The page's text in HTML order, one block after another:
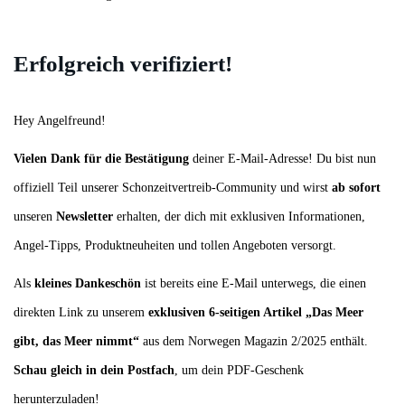
Erfolgreich verifiziert!
Hey Angelfreund!
Vielen Dank für die Bestätigung deiner E-Mail-Adresse! Du bist nun
offiziell Teil unserer Schonzeitvertreib-Community und wirst ab sofort
unseren Newsletter erhalten, der dich mit exklusiven Informationen,
Angel-Tipps, Produktneuheiten und tollen Angeboten versorgt.
Als kleines Dankeschön ist bereits eine E-Mail unterwegs, die einen
direkten Link zu unserem exklusiven 6-seitigen Artikel „Das Meer
gibt, das Meer nimmt“ aus dem Norwegen Magazin 2/2025 enthält.
Schau gleich in dein Postfach, um dein PDF-Geschenk
herunterzuladen!